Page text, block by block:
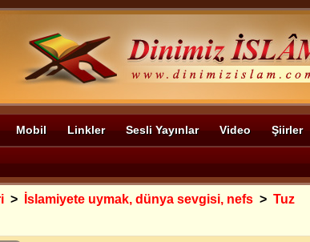
Mobil Linkler Sesli Yayınlar Video Şiirler
> İslamiyete uymak, dünya sevgisi, nefs > Tuz